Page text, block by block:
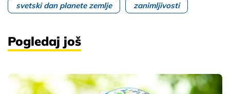
svetski dan planete zemlje zanimljivosti
Pogledaj još